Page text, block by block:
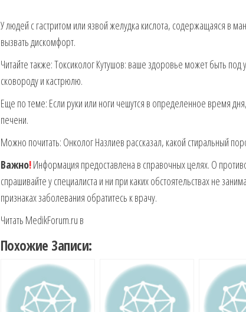
У людей с гастритом или язвой желудка кислота, содержащаяся в
вызвать дискомфорт.
Читайте также: Токсиколог Кутушов: ваше здоровье может быть
сковороду и кастрюлю.
Еще по теме: Если руки или ноги чешутся в определенное время
печени.
Можно почитать: Онколог Назлиев рассказал, какой стиральный
Важно!Информация предоставлена в справочных целях. О
спрашивайте у специалиста и ни при каких обстоятельствах не
признаках заболевания обратитесь к врачу.
Читать MedikForum.ru в
Похожие Записи: